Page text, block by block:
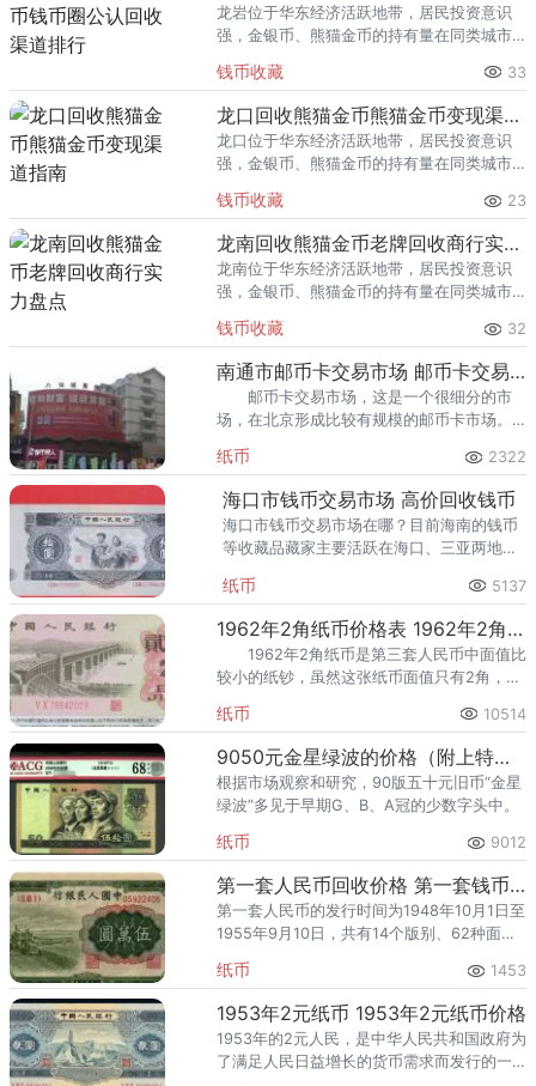
龙岩位于华东经济活跃地带，居民投资意识
强，金银币、熊猫金币的持有量在同类城市
熊猫金币的需求就明显升温，但鱼龙混杂的
回收渠道里，能精准识别版别溢
钱币收藏 33
龙口回收熊猫金币熊猫金币变现渠道指南
龙口位于华东经济活跃地带，居民投资意识
强，金银币、熊猫金币的持有量在同类城市
熊猫金币的需求就明显升温，但鱼龙混杂的
回收渠道里，能精准识别版别溢
钱币收藏 23
龙南回收熊猫金币老牌回收商行实力盘点
龙南位于华东经济活跃地带，居民投资意识
强，金银币、熊猫金币的持有量在同类城市
熊猫金币的需求就明显升温，但鱼龙混杂的
回收渠道里，能精准识别版别溢
钱币收藏 32
南通市邮币卡交易市场 邮币卡交易市场地址
邮币卡交易市场，这是一个很细分的市
场，在北京形成比较有规模的邮币卡市场。
地方也是有邮币卡交易市场的。
纸币 2322
海口市钱币交易市场 高价回收钱币
海口市钱币交易市场在哪？目前海南的钱币
等收藏品藏家主要活跃在海口、三亚两地，
纸币 5137
1962年2角纸币价格表 1962年2角纸币图片及价格表
1962年2角纸币是第三套人民币中面值比
较小的纸钞，虽然这张纸币面值只有2角，但
十倍，成为了收藏爱好者青睐的收藏品类。
随着长时间的市场沉淀
纸币 10514
9050元金星绿波的价格（附上特殊荧光特征）
根据市场观察和研究，90版五十元旧币“金星
绿波”多见于早期G、B、A冠的少数字头中。
纸币 9012
第一套人民币回收价格 第一套钱币回收价格
第一套人民币的发行时间为1948年10月1日至
1955年9月10日，共有14个版别、62种面
性事件。
纸币 1453
1953年2元纸币 1953年2元纸币价格
1953年的2元人民，是中华人民共和国政府为
了满足人民日益增长的货币需求而发行的一